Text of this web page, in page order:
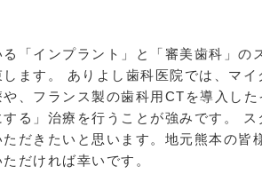
「インプラント」と「審美歯科」の
ます。 ありよし歯科医院では、マ
、フランス製の歯科用CTを導入し
る」治療を行うことが強みです。
だきたいと思います。地元熊本の皆
だければ幸いです。